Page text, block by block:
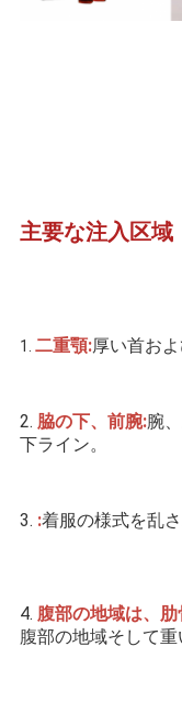
主要な注入区域
1. 二重顎:厚い首お
2. 脇の下、前腕:腕
下ライン。
3. :着服の様式を乱
4. 腹部の地域は、
腹部の地域そして重